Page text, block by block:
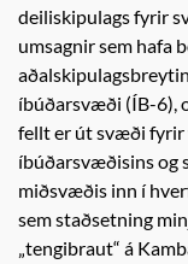
deiliskipulags fyrir
umsagnir sem hafa
íbúðarsvæði (ÍB-6),
fellt er út svæði fyrir
íbúðarsvæðisins og
miðsvæðis inn í
sem staðsetning
„tengibraut“ á